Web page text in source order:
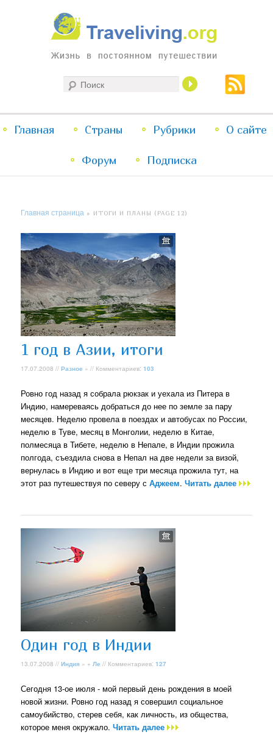
Traveliving
Жизнь в постоянном путешествии
меню
Перейти
к
Перейти
к
Главная Страны Рубрики О сайте
Форум Подписка
Главная страница » ИТОГИ И ПЛАНЫ (PAGE 12)
1 год в Азии, итоги
17.07.2008 //Разное » // Комментариев:103
Ровно год назад я собрала рюкзак и уехала из Питера в
Индию, намереваясь добраться до нее по земле за пару
месяцев. Неделю провела в поездах и автобусах по России,
неделю в Туве, месяц в Монголии, неделю в Китае,
полмесяца в Тибете, неделю в Непале, в Индии прожила
полгода, съездила снова в Непал на две недели за визой,
вернулась в Индию и вот еще три месяца прожила тут, на
этот раз путешествуя по северу сАджеем.Читать далее
Один год в Индии
13.07.2008 //Индия » +Ле // Комментариев:127
Сегодня 13-ое июля - мой первый день рождения в моей
новой жизни. Ровно год назад я совершил социальное
самоубийство, стерев себя, как личность, из общества,
которое меня окружало.Читать далее